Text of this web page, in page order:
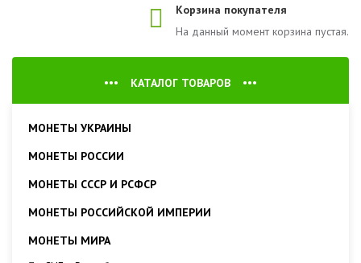
Корзина покупателя
На данный момент корзина пустая.
КАТАЛОГ ТОВАРОВ
МОНЕТЫ УКРАИНЫ
МОНЕТЫ РОССИИ
МОНЕТЫ СССР И РСФСР
МОНЕТЫ РОССИЙСКОЙ ИМПЕРИИ
МОНЕТЫ МИРА